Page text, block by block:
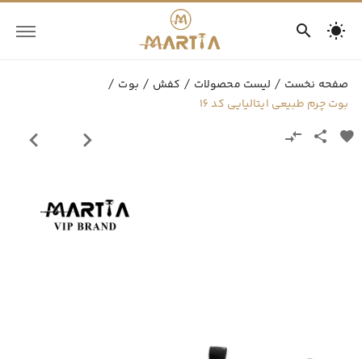
صفحه نخست لیست محصولات کفش
بوت
بوت چرم طبیعی ایتالیایی کد 16